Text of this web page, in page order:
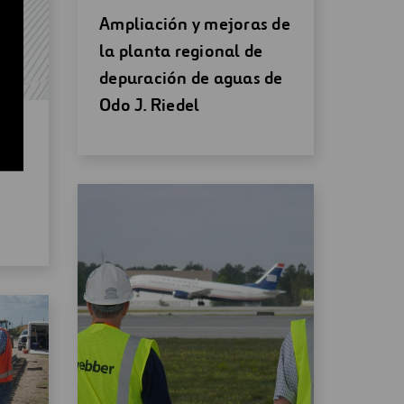
Abrir
una
nueva
ventana
Ampliación y mejoras de
la planta regional de
depuración de aguas de
Odo J. Riedel